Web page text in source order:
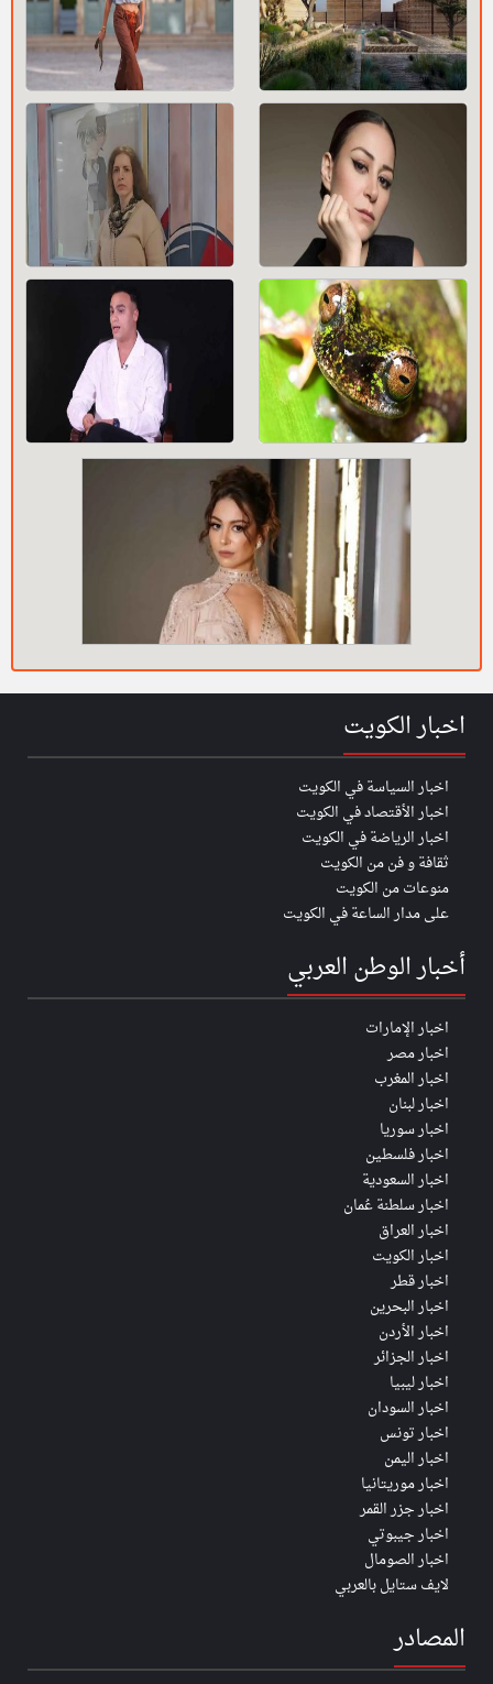
اخبار الكويت
اخبار السياسة في الكويت
اخبار الأقتصاد في الكويت
اخبار الرياضة في الكويت
ثقافة و فن من الكويت
منوعات من الكويت
على مدار الساعة في الكويت
أخبار الوطن العربي
اخبار الإمارات
اخبار مصر
اخبار المغرب
اخبار لبنان
اخبار سوريا
اخبار فلسطين
اخبار السعودية
اخبار سلطنة عُمان
اخبار العراق
اخبار الكويت
اخبار قطر
اخبار البحرين
اخبار الأردن
اخبار الجزائر
اخبار ليبيا
اخبار السودان
اخبار تونس
اخبار اليمن
اخبار موريتانيا
اخبار جزر القمر
اخبار جيبوتي
اخبار الصومال
لايف ستايل بالعربي
المصادر